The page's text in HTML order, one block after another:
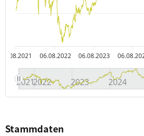
06.08.2021 06.08.2022 06.08.2023
20212022 2023 2024
Stammdaten